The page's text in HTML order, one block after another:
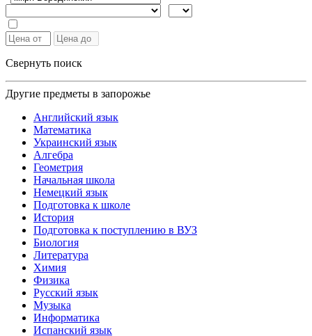
Свернуть поиск
Другие предметы в запорожье
Английский язык
Математика
Украинский язык
Алгебра
Геометрия
Начальная школа
Немецкий язык
Подготовка к школе
История
Подготовка к поступлению в ВУЗ
Биология
Литература
Химия
Физика
Русский язык
Музыка
Информатика
Испанский язык